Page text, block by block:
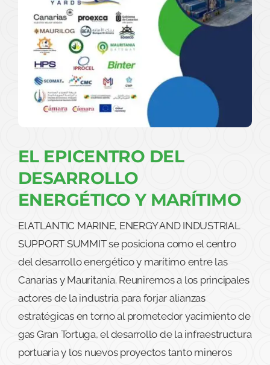
EL EPICENTRO DEL
DESARROLLO
ENERGÉTICO Y MARÍTIMO
El ATLANTIC MARINE, ENERGY AND INDUSTRIAL
SUPPORT SUMMIT se posiciona como el centro
del desarrollo energético y marítimo entre las
Canarias y Mauritania. Reuniremos a los principales
actores de la industria para forjar alianzas
estratégicas en torno al prometedor yacimiento de